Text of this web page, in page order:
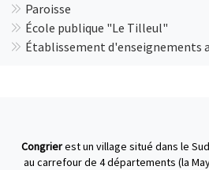
Paroisse
École publique "Le Tilleul"
Congrierest un village situé dans le
au carrefour de 4 départements (la